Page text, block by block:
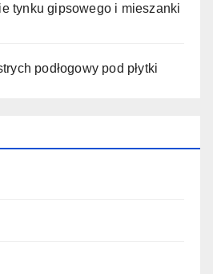
tynku gipsowego i mieszanki
podłogowy pod płytki